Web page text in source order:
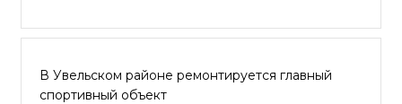
В Увельском районе ремонтируется главный
спортивный объект